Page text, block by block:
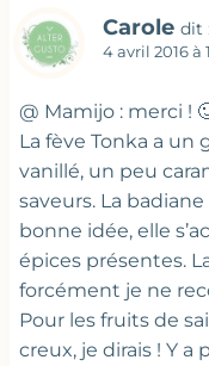
Carole dit :
4 avril 2016 à
@ Mamijo : merci !
La fève Tonka a
vanillé, un peu
saveurs. La
bonne idée, elle
épices présentes.
forcément je ne
Pour les fruits de
creux, je dirais ! Y